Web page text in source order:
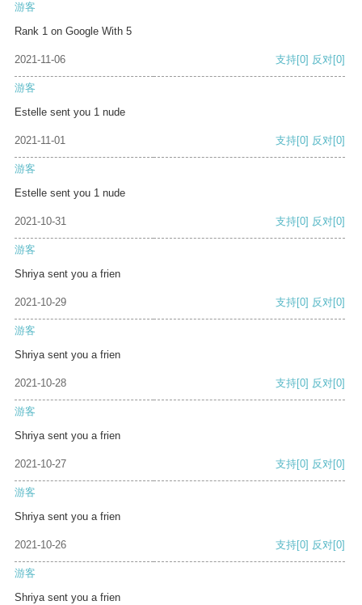
游客
Rank 1 on Google With 5
2021-11-06 支持[0] 反对[0]
游客
Estelle sent you 1 nude
2021-11-01 支持[0] 反对[0]
游客
Estelle sent you 1 nude
2021-10-31 支持[0] 反对[0]
游客
Shriya sent you a frien
2021-10-29 支持[0] 反对[0]
游客
Shriya sent you a frien
2021-10-28 支持[0] 反对[0]
游客
Shriya sent you a frien
2021-10-27 支持[0] 反对[0]
游客
Shriya sent you a frien
2021-10-26 支持[0] 反对[0]
游客
Shriya sent you a frien